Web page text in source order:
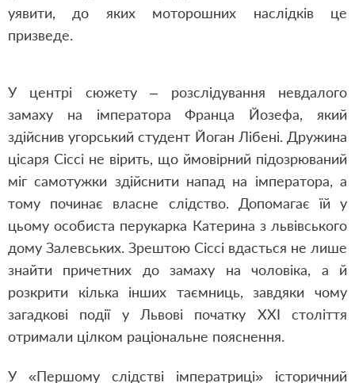
уявити, до яких моторошних наслідків це
призведе.
У центрі сюжету – розслідування невдалого
замаху на імператора Франца Йозефа, який
здійснив угорський студент Йоган Лібені. Дружина
цісаря Сіссі не вірить, що ймовірний підозрюваний
міг самотужки здійснити напад на імператора, а
тому починає власне слідство. Допомагає їй у
цьому особиста перукарка Катерина з львівського
дому Залевських. Зрештою Сіссі вдасться не лише
знайти причетних до замаху на чоловіка, а й
розкрити кілька інших таємниць, завдяки чому
загадкові події у Львові початку ХХІ століття
отримали цілком раціональне пояснення.
У «Першому слідстві імператриці» історичний